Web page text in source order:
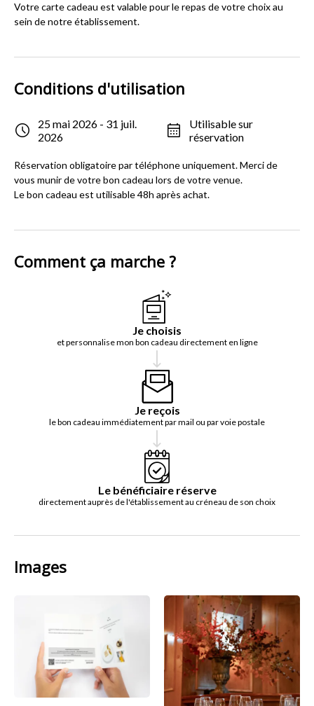
Votre carte cadeau est valable pour le repas de votre choix au
sein de notre établissement.
Conditions d'utilisation
25 mai 2026 - 31 juil.
2026
Utilisable sur
réservation
Réservation obligatoire par téléphone uniquement. Merci de
vous munir de votre bon cadeau lors de votre venue.
Le bon cadeau est utilisable 48h après achat.
Comment ça marche ?
Je choisis
et personnalise mon bon cadeau directement en ligne
Je reçois
le bon cadeau immédiatement par mail ou par voie postale
Le bénéficiaire réserve
directement auprès de l'établissement au créneau de son choix
Images